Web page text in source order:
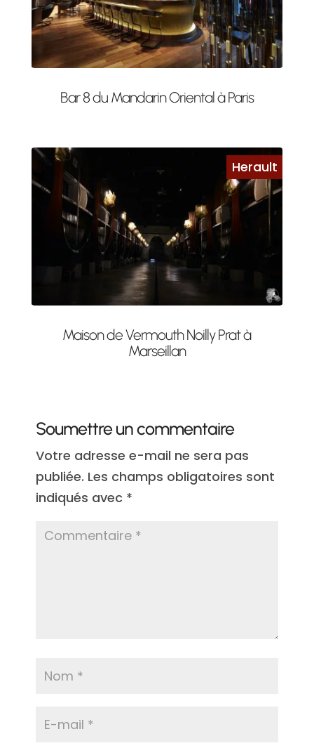
Bar 8 du Mandarin Oriental à Paris
Maison de Vermouth Noilly Prat à
Marseillan
Soumettre un commentaire
Votre adresse e-mail ne sera pas
publiée. Les champs obligatoires sont
indiqués avec *